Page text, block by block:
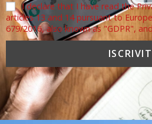
I declare that I have read the
articles 13 and 14 pursuant to
679/2016, also known as "GDPR",